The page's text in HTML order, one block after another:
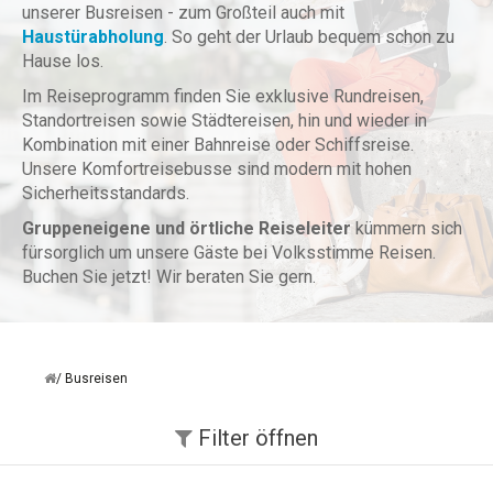
unserer Busreisen - zum Großteil auch mit
Haustürabholung. So geht der Urlaub bequem schon zu
Hause los.
Im Reiseprogramm finden Sie exklusive Rundreisen,
Standortreisen sowie Städtereisen, hin und wieder in
Kombination mit einer Bahnreise oder Schiffsreise.
Unsere Komfortreisebusse sind modern mit hohen
Sicherheitsstandards.
Gruppeneigene und örtliche Reiseleiterkümmern sich
fürsorglich um unsere Gäste bei Volksstimme Reisen.
Buchen Sie jetzt! Wir beraten Sie gern.
Busreisen
Filter öffnen